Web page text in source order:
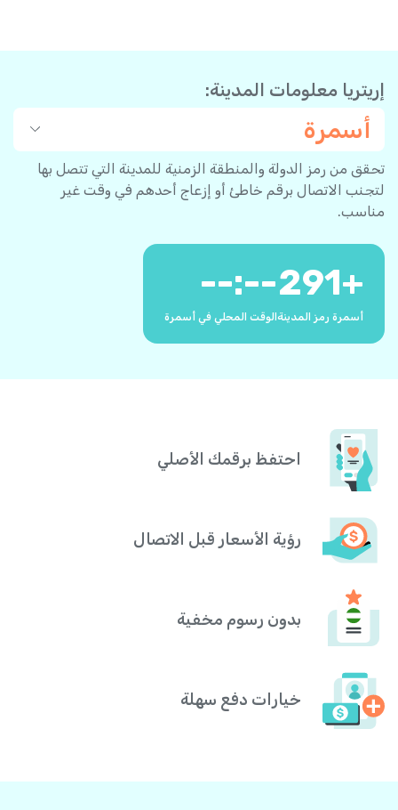
إريتريا معلومات المدينة:
أسمرة
تحقق من رمز الدولة والمنطقة الزمنية للمدينة التي تتصل بها
لتجنب الاتصال برقم خاطئ أو إزعاج أحدهم في وقت غير
مناسب.
+
291
أسمرة رمز المدينة
--:--
الوقت المحلي في أسمرة
احتفظ برقمك الأصلي
رؤية الأسعار قبل الاتصال
بدون رسوم مخفية
خيارات دفع سهلة